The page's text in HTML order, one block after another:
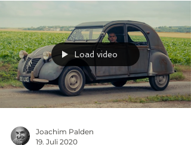
Load video
Joachim Palden
19. Juli 2020